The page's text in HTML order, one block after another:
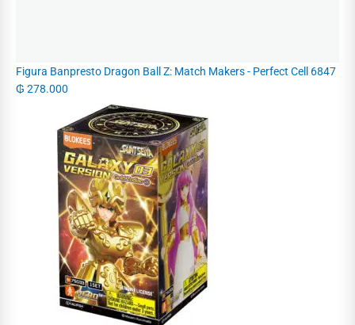
Figura Banpresto Dragon Ball Z: Match Makers - Perfect Cell 6847
₲ 278.000